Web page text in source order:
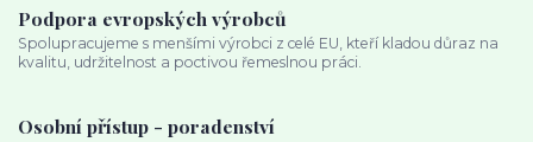
Podpora evropských výrobců
Spolupracujeme s menšími výrobci z celé EU, kteří kladou důraz na
kvalitu, udržitelnost a poctivou řemeslnou práci.
Osobní přístup - poradenství